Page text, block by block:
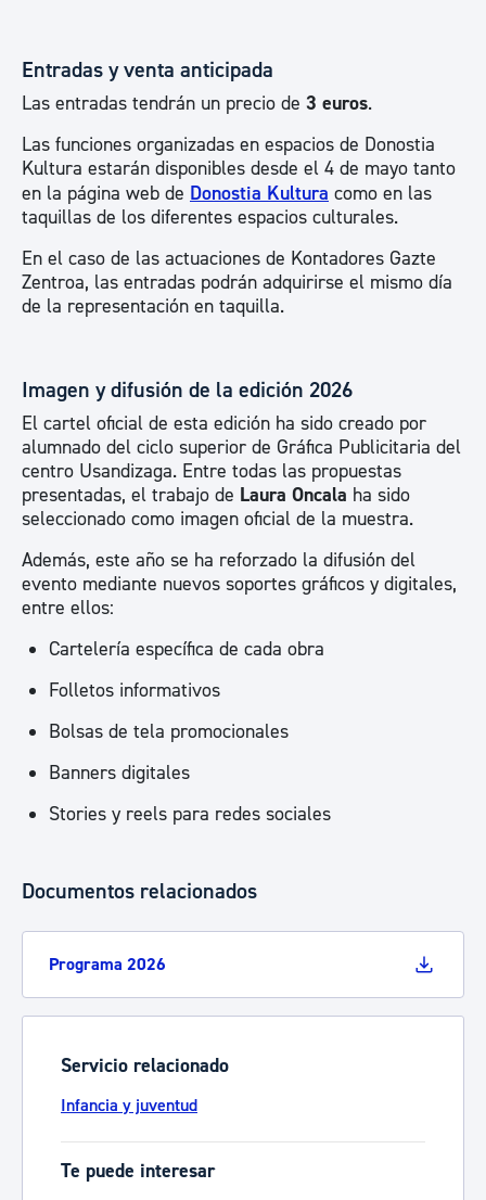
Entradas y venta anticipada
Las entradas tendrán un precio de 3 euros.
Las funciones organizadas en espacios de Donostia
Kultura estarán disponibles desde el 4 de mayo tanto
en la página web de Donostia Kultura como en las
taquillas de los diferentes espacios culturales.
En el caso de las actuaciones de Kontadores Gazte
Zentroa, las entradas podrán adquirirse el mismo día
de la representación en taquilla.
Imagen y difusión de la edición 2026
El cartel oficial de esta edición ha sido creado por
alumnado del ciclo superior de Gráfica Publicitaria del
centro Usandizaga. Entre todas las propuestas
presentadas, el trabajo de Laura Oncala ha sido
seleccionado como imagen oficial de la muestra.
Además, este año se ha reforzado la difusión del
evento mediante nuevos soportes gráficos y digitales,
entre ellos:
Cartelería específica de cada obra
Folletos informativos
Bolsas de tela promocionales
Banners digitales
Stories y reels para redes sociales
Documentos relacionados
Programa 2026
Servicio relacionado
Infancia y juventud
Te puede interesar